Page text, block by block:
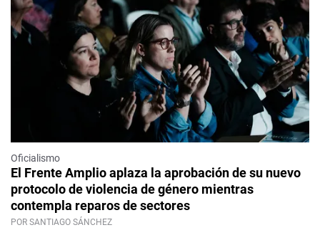
Oficialismo
El Frente Amplio aplaza la aprobación de su nuevo
protocolo de violencia de género mientras
contempla reparos de sectores
POR SANTIAGO SÁNCHEZ